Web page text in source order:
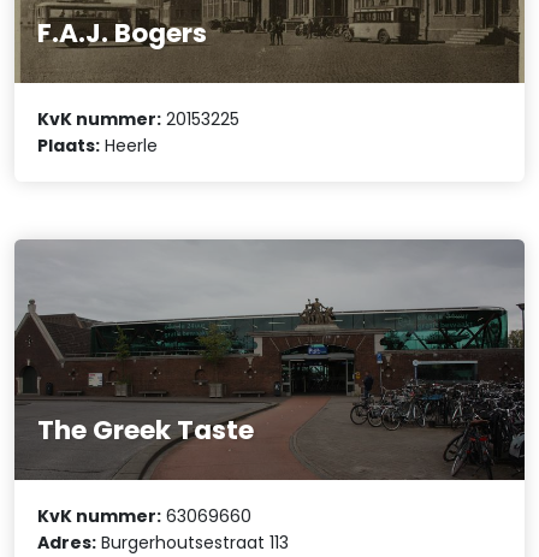
F.A.J. Bogers
KvK nummer: 20153225
Plaats: Heerle
The Greek Taste
KvK nummer: 63069660
Adres: Burgerhoutsestraat 113